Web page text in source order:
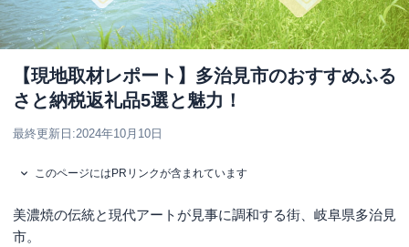
【現地取材レポート】多治見市のおすすめふる
さと納税返礼品5選と魅力！
最終更新日:2024年10月10日
このページにはPRリンクが含まれています
美濃焼の伝統と現代アートが見事に調和する街、岐阜県多治見
市。